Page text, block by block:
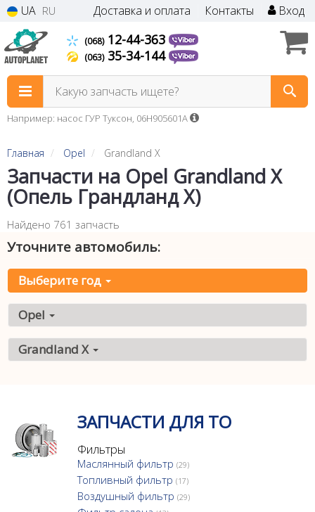
UA RU Доставка и оплата Контакты Вход
(068)12-44-363
(063)35-34-144
Какую запчасть ищете?
Например: насос ГУР Туксон, 06H905601A
Главная Opel Grandland X
Запчасти на Opel Grandland X
(Опель Грандланд X)
Найдено 761 запчасть
Уточните автомобиль:
Выберите год
Opel
Grandland X
ЗАПЧАСТИ ДЛЯ ТО
Фильтры
Маслянный фильтр (29)
Топливный фильтр (17)
Воздушный фильтр (29)